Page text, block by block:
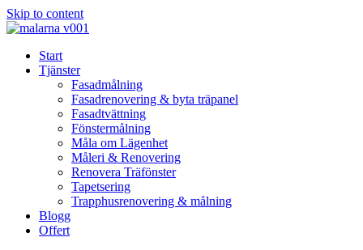
Skip to content
Start
Tjänster
Fasadmålning
Fasadrenovering & byta träpanel
Fasadtvättning
Fönstermålning
Måla om Lägenhet
Måleri & Renovering
Renovera Träfönster
Tapetsering
Trapphusrenovering & målning
Blogg
Offert